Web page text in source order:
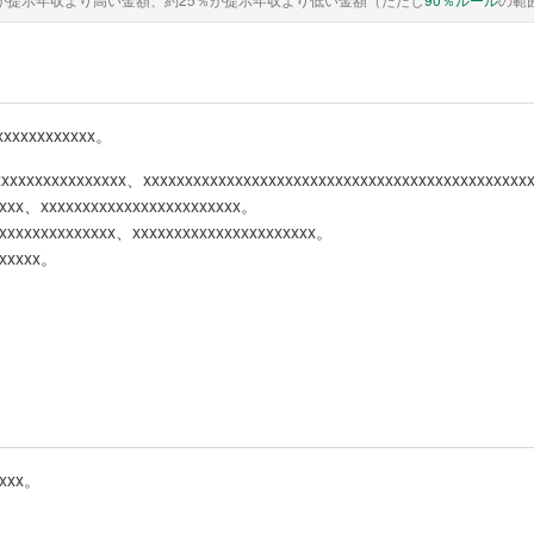
。
、
、xxxxxxxxxxxxxxxxxxxxxxxx。
、xxxxxxxxxxxxxxxxxxxxxx。
。
。